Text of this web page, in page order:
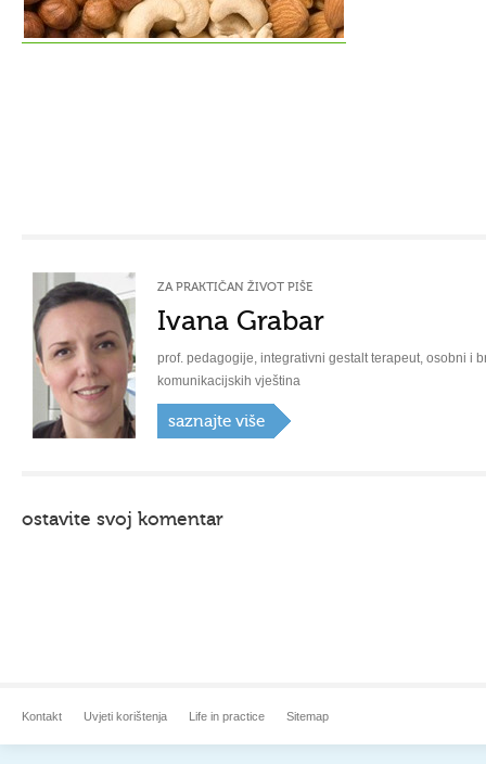
ZA PRAKTIČAN ŽIVOT PIŠE
Ivana Grabar
prof. pedagogije, integrativni gestalt terapeut, osobni i
komunikacijskih vještina
saznajte više
ostavite svoj komentar
Kontakt Uvjeti korištenja Life in practice Sitemap